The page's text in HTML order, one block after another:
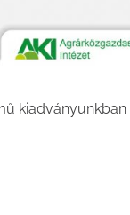
kiadványunkban